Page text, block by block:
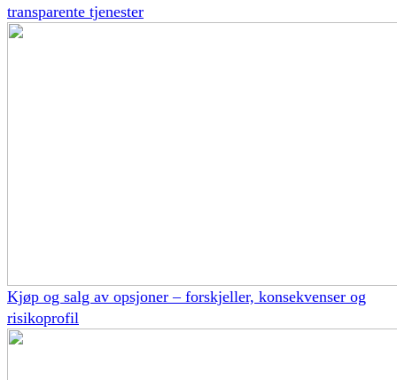
transparente tjenester
Kjøp og salg av opsjoner – forskjeller, konsekvenser og
risikoprofil